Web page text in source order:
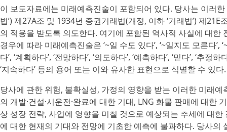
이 보도자료에는 미래예측진술이 포함되어 있다. 당사는 이러
법’) 제27A조 및 1934년 증권거래법(개정, 이하 ‘거래법’) 제
의 적용을 받도록 의도한다. 여기에 포함된 역사적 사실에 대한
경우에 따라 미래예측진술은 ‘~일 수도 있다’, ‘~일지도 모른다’,
다’, ‘계획하다’, ‘전망하다’, ‘의도하다’, ‘예측하다’, ‘믿다’, ‘추정
‘지속하다’ 등의 용어 또는 이와 유사한 표현으로 식별할 수 있다.
당사에 관한 위험, 불확실성, 가정의 영향을 받는 이러한 미래
의 개발·건설·시운전·완료에 대한 기대, LNG 화물 판매에 대한
상 성장 전략, 사업에 영향을 미칠 것으로 예상되는 추세에 대
에 대한 현재의 기대와 전망에 기초한 예측에 불과하다. 당사의